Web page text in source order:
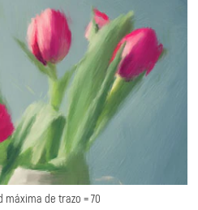
máxima de trazo = 70